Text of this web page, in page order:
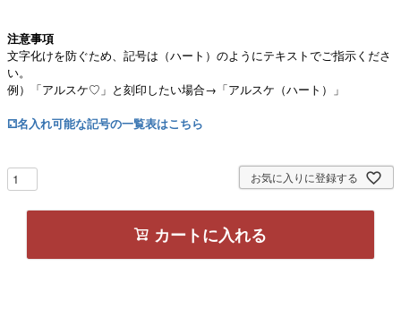
注意事項
文字化けを防ぐため、記号は（ハート）のようにテキストでご指示くださ
い。
例）「アルスケ♡」と刻印したい場合→「アルスケ（ハート）」
⚁名入れ可能な記号の一覧表はこちら
お気に入りに登録する
カートに入れる